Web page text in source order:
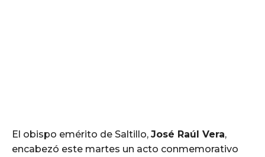
El obispo emérito de Saltillo, José Raúl Vera,
encabezó este martes un acto conmemorativo